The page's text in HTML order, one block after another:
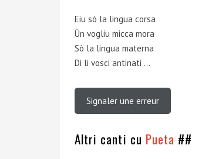
Eiu sò la lingua corsa
Ùn vogliu micca mora
Sò la lingua materna
Di li vosci antinati …
Signaler une erreur
Altri canti cu Pueta ##